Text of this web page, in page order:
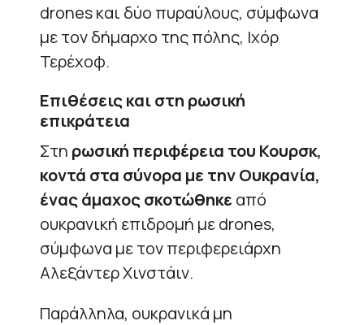
drones και δύο πυραύλους, σύμφωνα
με τον δήμαρχο της πόλης, Ιχόρ
Τερέχοφ.
Επιθέσεις και στη ρωσική
επικράτεια
Στη ρωσική περιφέρεια του Κουρσκ,
κοντά στα σύνορα με την Ουκρανία,
ένας άμαχος σκοτώθηκεαπό
ουκρανική επιδρομή με drones,
σύμφωνα με τον περιφερειάρχη
Αλεξάντερ Χινστάιν.
Παράλληλα, ουκρανικά μη